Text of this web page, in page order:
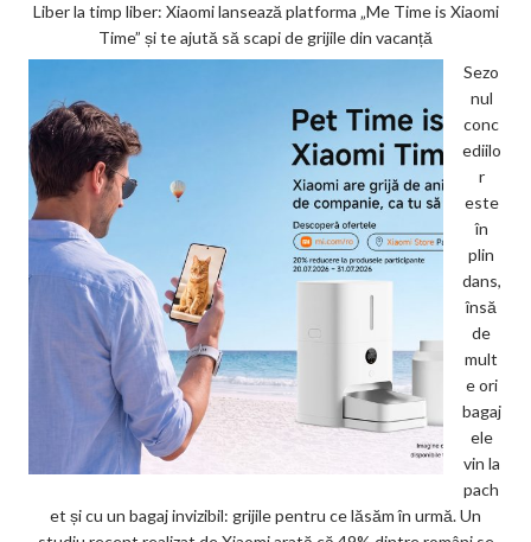
Liber la timp liber: Xiaomi lansează platforma „Me Time is Xiaomi
Time” și te ajută să scapi de grijile din vacanță
Sezo
nul
conc
ediilo
r
este
în
plin
dans,
însă
de
mult
e ori
bagaj
ele
vin la
pach
et și cu un bagaj invizibil: grijile pentru ce lăsăm în urmă. Un